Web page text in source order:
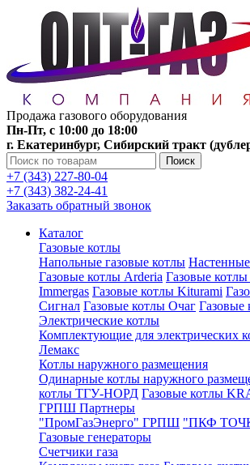
Продажа газового оборудования
Пн-Пт, с 10:00 до 18:00
г. Екатеринбург, Сибирский тракт
Поиск
+7 (343) 227-80-04
+7 (343) 382-24-41
Заказать обратный звонок
Каталог
Газовые котлы
Напольные газовые котлы
Газовые котлы Arderia Газовые котлы
Immergas Газовые котлы Kiturami
Сигнал Газовые котлы Очаг Газовые
Электрические котлы
Комплектующие для электрических
Лемакс
Котлы наружного размещения
Одинарные котлы наружного
котлы ТГУ-НОРД Газовые котлы
ГРПШ Партнеры
"ПромГазЭнерго" ГРПШ "ПКФ
Газовые генераторы
Счетчики газа